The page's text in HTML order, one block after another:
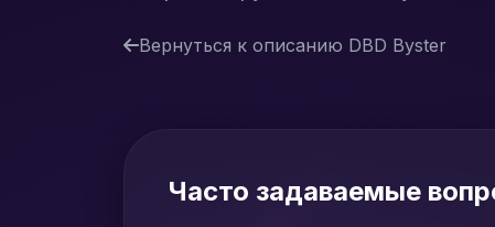
Вернуться к описанию DBD Byster
Часто задаваемые